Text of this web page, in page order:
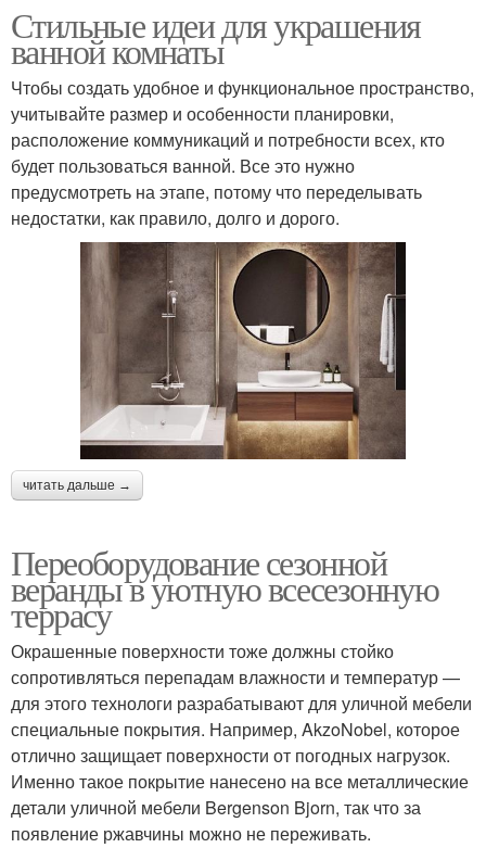
Стильные идеи для украшения
ванной комнаты
Чтобы создать удобное и функциональное пространство,
учитывайте размер и особенности планировки,
расположение коммуникаций и потребности всех, кто
будет пользоваться ванной. Все это нужно
предусмотреть на этапе, потому что переделывать
недостатки, как правило, долго и дорого.
читать дальше →
Переоборудование сезонной
веранды в уютную всесезонную
террасу
Окрашенные поверхности тоже должны стойко
сопротивляться перепадам влажности и температур —
для этого технологи разрабатывают для уличной мебели
специальные покрытия. Например, AkzoNobel, которое
отлично защищает поверхности от погодных нагрузок.
Именно такое покрытие нанесено на все металлические
детали уличной мебели Bergenson Bjorn, так что за
появление ржавчины можно не переживать.